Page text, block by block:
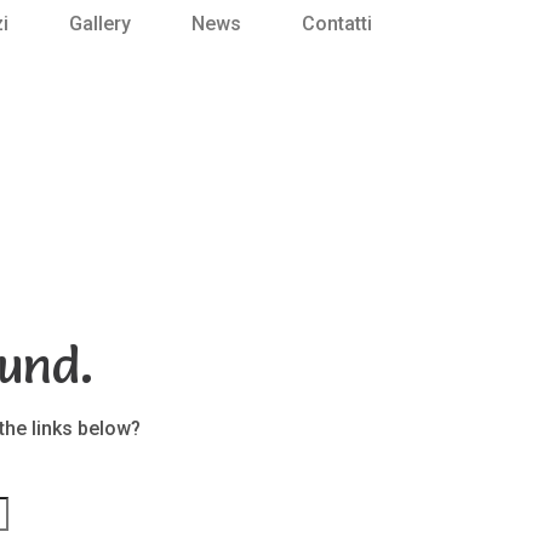
Gallery News Contatti
links below?